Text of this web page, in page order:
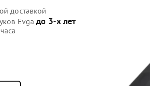
доставкой
Evga до 3-х лет